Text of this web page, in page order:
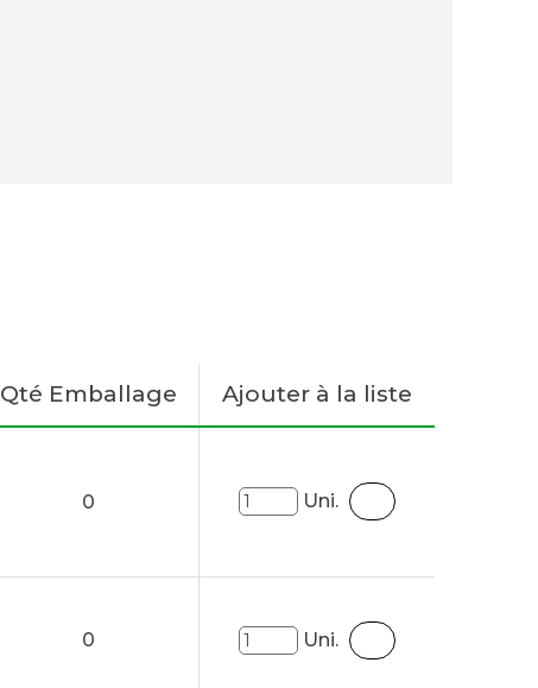
Qté Emballage Ajouter à la liste
0 Uni.
0 Uni.